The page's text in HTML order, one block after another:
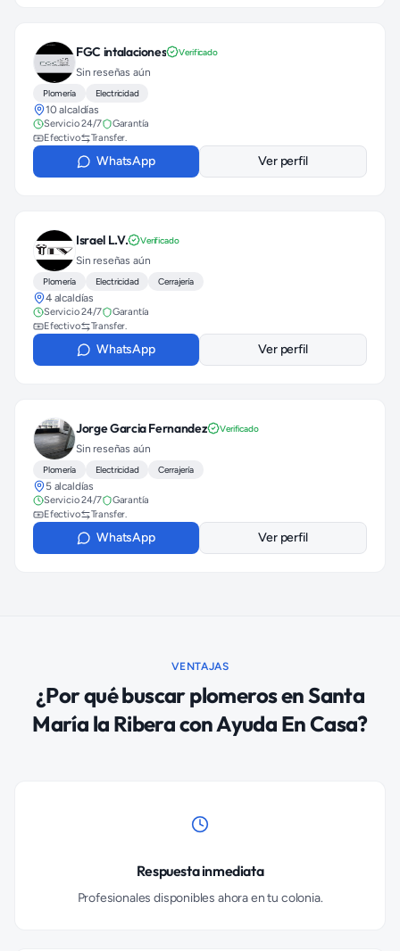
FGC intalaciones Verificado
Sin reseñas aún
Plomería Electricidad
10 alcaldías
Servicio 24/7
Garantía
Efectivo
Transfer.
WhatsApp Ver perfil
Israel L.V. Verificado
Sin reseñas aún
Plomería Electricidad Cerrajería
4 alcaldías
Servicio 24/7
Garantía
Efectivo
Transfer.
WhatsApp Ver perfil
Jorge Garcia Fernandez Verificado
Sin reseñas aún
Plomería Electricidad Cerrajería
5 alcaldías
Servicio 24/7
Garantía
Efectivo
Transfer.
WhatsApp Ver perfil
VENTAJAS
¿Por qué buscarplomerosenSanta
María la Riberacon Ayuda En Casa?
Respuesta inmediata
Profesionales disponibles ahora en tu colonia.